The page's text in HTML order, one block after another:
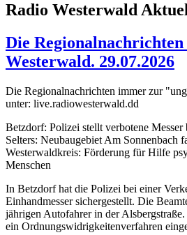
Radio Westerwald
Die
Westerwald. 29.07.2026
Die Regionalnachrichten immer zur
unter: live.radiowesterwald.dd
Betzdorf: Polizei stellt verbotene
Selters: Neubaugebiet Am Sonnenbach
Westerwaldkreis: Förderung für Hilfe
Menschen
In Betzdorf hat die Polizei bei einer
Einhandmesser sichergestellt. Die
jährigen Autofahrer in der
ein Ordnungswidrigkeitenverfahren